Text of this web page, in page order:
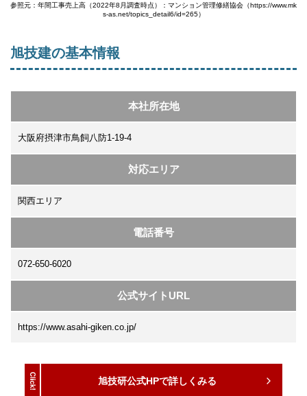
参照元：年間工事売上高（2022年8月調査時点）：マンション管理修繕協会（https://www.mk
s-as.net/topics_detail6/id=265）
旭技建の基本情報
本社所在地
大阪府摂津市鳥飼八防1-19-4
対応エリア
関西エリア
電話番号
072-650-6020
公式サイトURL
https://www.asahi-giken.co.jp/
旭技研公式HPで詳しくみる